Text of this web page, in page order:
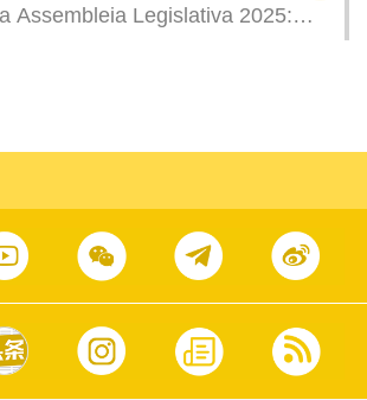
voto, no dia das eleições.
Assembleia Legislativa 2025:
para assuntos eleitorais nas
se encontra a trabalhar.